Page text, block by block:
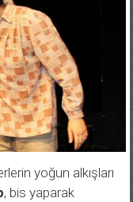
yoğun alkışları
, bis yaparak